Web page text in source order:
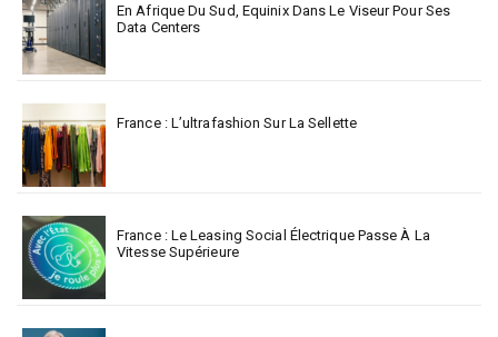
En Afrique Du Sud, Equinix Dans Le Viseur Pour Ses
Data Centers
France : L’ultrafashion Sur La Sellette
France : Le Leasing Social Électrique Passe À La
Vitesse Supérieure